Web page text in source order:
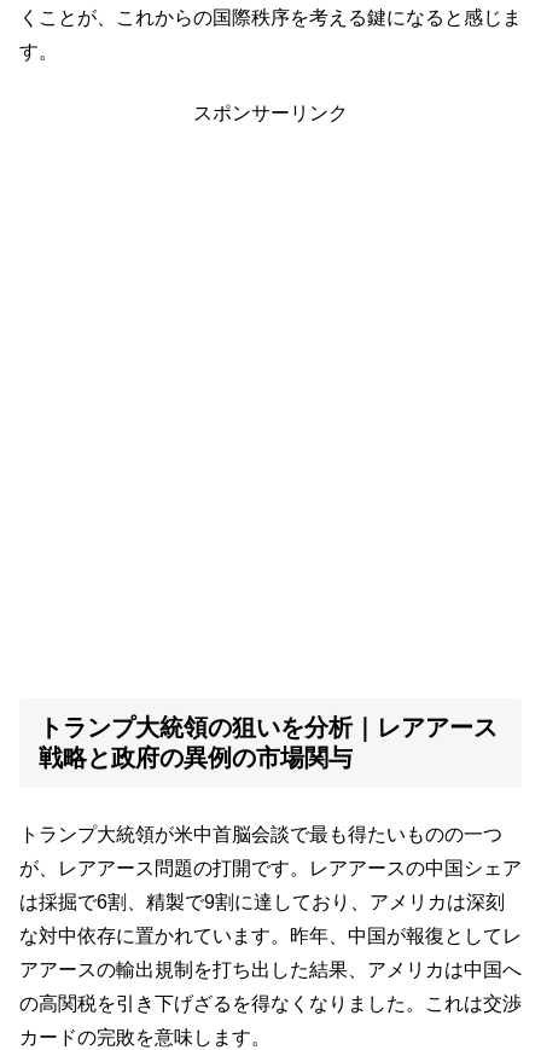
くことが、これからの国際秩序を考える鍵になると感じま
す。
スポンサーリンク
トランプ大統領の狙いを分析｜レアアース
戦略と政府の異例の市場関与
トランプ大統領が米中首脳会談で最も得たいものの一つ
が、レアアース問題の打開です。レアアースの中国シェア
は採掘で6割、精製で9割に達しており、アメリカは深刻
な対中依存に置かれています。昨年、中国が報復としてレ
アアースの輸出規制を打ち出した結果、アメリカは中国へ
の高関税を引き下げざるを得なくなりました。これは交渉
カードの完敗を意味します。